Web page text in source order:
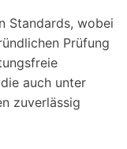
Standards, wobei
Prüfung
auch unter
zuverlässig